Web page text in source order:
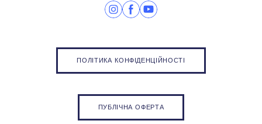
ПОЛІТИКА КОНФІДЕНЦІЙНОСТІ
ПУБЛІЧНА ОФЕРТА